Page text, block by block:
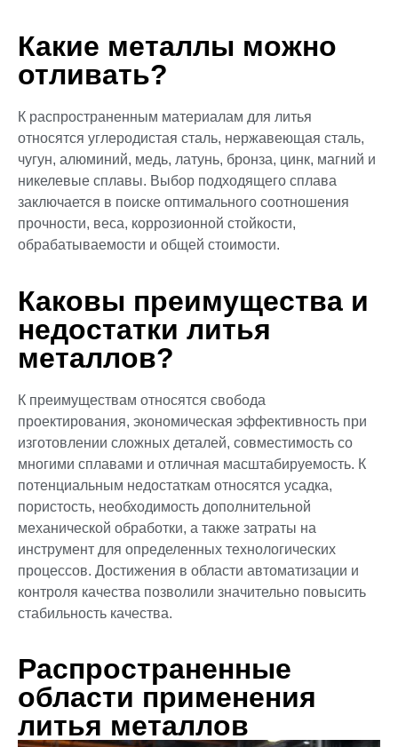
Какие металлы можно
отливать?
К распространенным материалам для литья
относятся углеродистая сталь, нержавеющая сталь,
чугун, алюминий, медь, латунь, бронза, цинк, магний и
никелевые сплавы. Выбор подходящего сплава
заключается в поиске оптимального соотношения
прочности, веса, коррозионной стойкости,
обрабатываемости и общей стоимости.
Каковы преимущества и
недостатки литья
металлов?
К преимуществам относятся свобода
проектирования, экономическая эффективность при
изготовлении сложных деталей, совместимость со
многими сплавами и отличная масштабируемость. К
потенциальным недостаткам относятся усадка,
пористость, необходимость дополнительной
механической обработки, а также затраты на
инструмент для определенных технологических
процессов. Достижения в области автоматизации и
контроля качества позволили значительно повысить
стабильность качества.
Распространенные
области применения
литья металлов